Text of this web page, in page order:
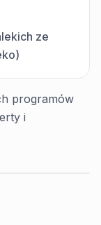
ze
programów
i